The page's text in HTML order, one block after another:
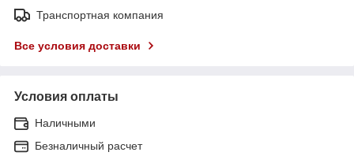
Транспортная компания
Все условия доставки
Условия оплаты
Наличными
Безналичный расчет